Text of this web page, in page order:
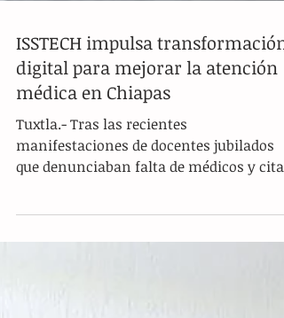
ISSTECH impulsa transformación
digital para mejorar la atención
médica en Chiapas
Tuxtla.- Tras las recientes
Ignacio Avendaño Bermúdez, director de